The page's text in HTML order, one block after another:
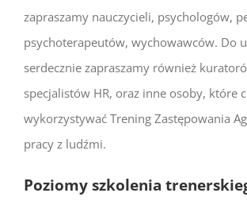
zapraszamy nauczycieli, psychologów,
psychoterapeutów, wychowawców. Do
serdecznie zapraszamy również
specjalistów HR, oraz inne osoby, które
wykorzystywać Trening Zastępowania
pracy z ludźmi.
Poziomy szkolenia